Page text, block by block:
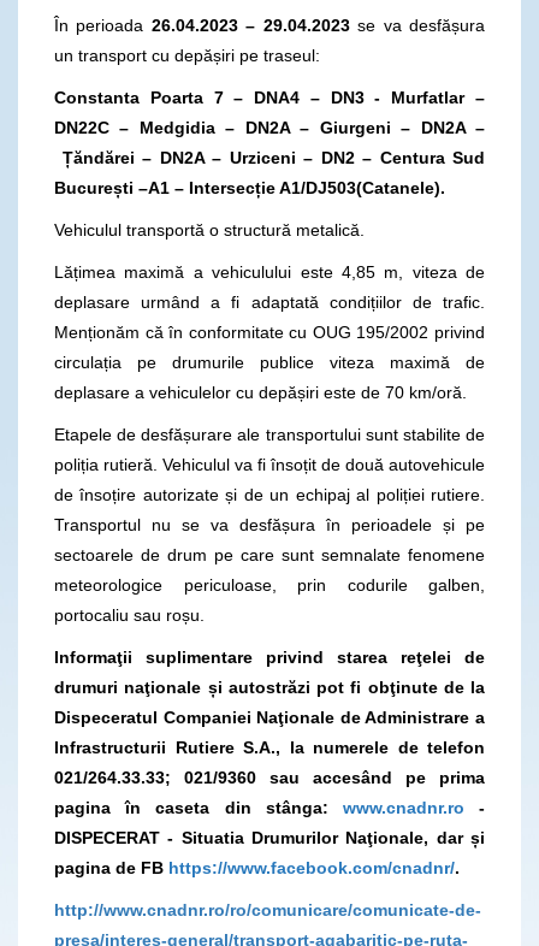
În perioada 26.04.2023 – 29.04.2023se va desfășura
un transport cu depășiri pe traseul:
Constanta Poarta 7 – DNA4 – DN3 - Murfatlar –
DN22C – Medgidia – DN2A – Giurgeni – DN2A –
Țăndărei – DN2A – Urziceni – DN2 – Centura Sud
București –A1 – Intersecție A1/DJ503(Catanele).
Vehiculul transportă o structură metalică.
Lățimea maximă a vehiculului este 4,85 m, viteza de
deplasare urmând a fi adaptată condițiilor de trafic.
Menționăm că în conformitate cu OUG 195/2002 privind
circulația pe drumurile publice viteza maximă de
deplasare a vehiculelor cu depășiri este de 70 km/oră.
Etapele de desfășurare ale transportului sunt stabilite de
poliția rutieră. Vehiculul va fi însoțit de două autovehicule
de însoțire autorizate și de un echipaj al poliției rutiere.
Transportul nu se va desfășura în perioadele și pe
sectoarele de drum pe care sunt semnalate fenomene
meteorologice periculoase, prin codurile galben,
portocaliu sau roșu.
Informaţii suplimentare privind starea reţelei de
drumuri naţionale și autostrăzi pot fi obţinute de la
Dispeceratul Companiei Naţionale de Administrare a
Infrastructurii Rutiere S.A., la numerele de telefon
021/264.33.33; 021/9360 sau accesând pe prima
pagina în caseta din stânga: www.cnadnr.ro
-
DISPECERAT - Situatia Drumurilor Naţionale, dar și
pagina de FB https://www.facebook.com/cnadnr/.
http://www.cnadnr.ro/ro/comunicare/comunicate-de-
presa/interes-general/transport-agabaritic-pe-ruta-